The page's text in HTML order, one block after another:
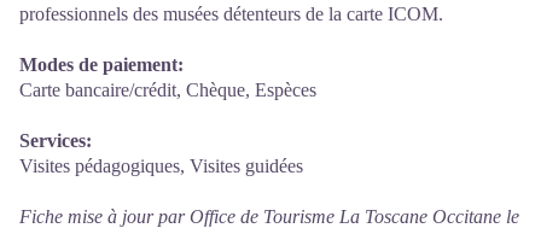
professionnels des musées détenteurs de la carte ICOM.
Modes de paiement:
Carte bancaire/crédit, Chèque, Espèces
Services:
Visites pédagogiques, Visites guidées
Fiche mise à jour par Office de Tourisme La Toscane Occitane le